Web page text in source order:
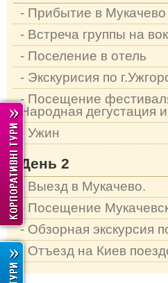
- Прибытие в Мукачево
- Встреча группы на
- Поселение в отель
- Экскурисия по
- Посещение
Народная дегустация
- Ужин
День 2
- Выезд в Мукачево.
- Посещение
- Обзорная экскурсия
- Отъезд на Киев